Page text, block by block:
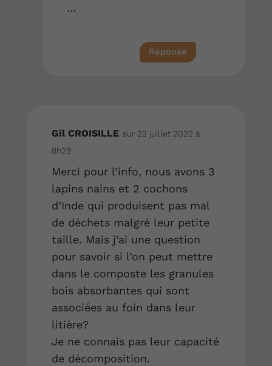
…
Réponse
Gil CROISILLE sur 22 juillet 2022 à
8h29
Merci pour l’info, nous avons 3
lapins nains et 2 cochons
d’Inde qui produisent pas mal
de déchets malgré leur petite
taille. Mais j’ai une question
pour savoir si l’on peut mettre
dans le composte les granules
bois absorbantes qui sont
associées au foin dans leur
litière?
Je ne connais pas leur capacité
de décomposition.